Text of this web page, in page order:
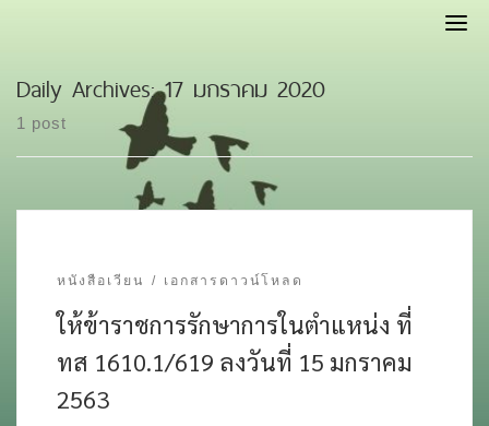
Daily Archives:17 มกราคม 2020
1 post
หนังสือเวียน เอกสารดาวน์โหลด
ให้ข้าราชการรักษาการในตำแหน่ง ที่
ทส 1610.1/619 ลงวันที่ 15 มกราคม
2563